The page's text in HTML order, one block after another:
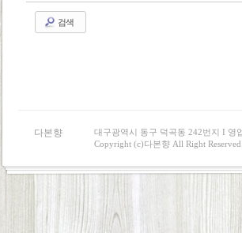
검색
다본향
대구광역시 동구 덕곡동 242번지 I 영
Copyright (c)다본향 All Right Reserved.